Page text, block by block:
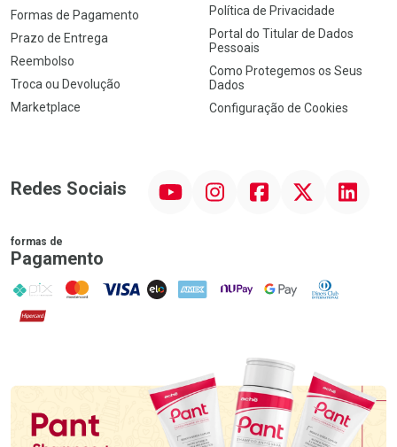
Formas de Pagamento
Prazo de Entrega
Reembolso
Troca ou Devolução
Marketplace
Política de Privacidade
Portal do Titular de Dados
Pessoais
Como Protegemos os Seus
Dados
Configuração de Cookies
Redes Sociais InstagramFacebookTwitter Linkedin
formas de
Pagamento
PIX MasterCard
VISA ELO AMEX NuPay Google PayDiners Club
Hipercard
Promoção em Destaque